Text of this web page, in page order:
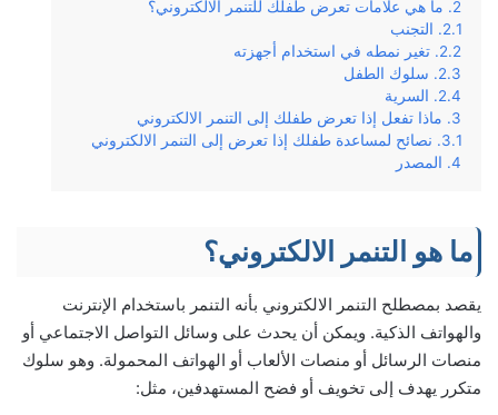
ما هي علامات تعرض طفلك للتنمر الالكتروني؟
التجنب
تغير نمطه في استخدام أجهزته
سلوك الطفل
السرية
ماذا تفعل إذا تعرض طفلك إلى التنمر الالكتروني
نصائح لمساعدة طفلك إذا تعرض إلى التنمر الالكتروني
المصدر
ما هو التنمر الالكتروني؟
يقصد بمصطلح التنمر الالكتروني بأنه التنمر باستخدام الإنترنت
والهواتف الذكية. ويمكن أن يحدث على وسائل التواصل الاجتماعي أو
منصات الرسائل أو منصات الألعاب أو الهواتف المحمولة. وهو سلوك
متكرر يهدف إلى تخويف أو فضح المستهدفين، مثل: